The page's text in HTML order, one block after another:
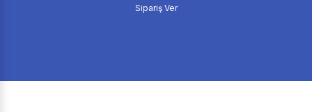
Sipariş Ver